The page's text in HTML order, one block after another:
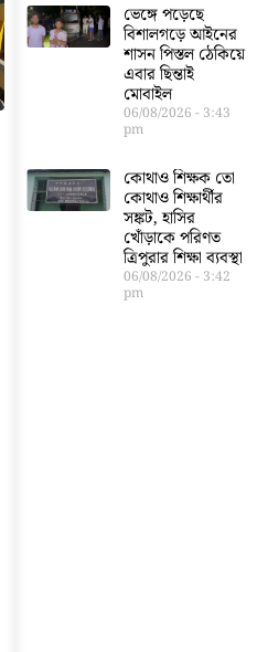
ভেঙ্গে পড়েছে
বিশালগড়ে আইনের
শাসন পিস্তল ঠেকিয়ে
এবার ছিন্তাই
মোবাইল
06/08/2026 3:43
pm
কোথাও শিক্ষক তো
কোথাও শিক্ষার্থীর
সঙ্কট, হাসির
খোঁড়াকে পরিণত
ত্রিপুরার শিক্ষা ব্যবস্থা
06/08/2026 3:42
pm